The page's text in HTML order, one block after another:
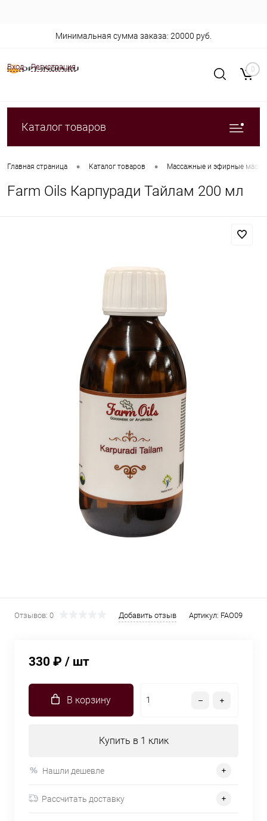
Вход Регистрация
Минимальная сумма заказа: 20000 руб.
0
Каталог товаров
Главная страница • Каталог товаров • Массажные и эфирные масла
Farm Oils Карпуради Тайлам 200 мл
Отзывов: 0 Добавить отзыв Артикул: FAO09
330 ₽ / шт
В корзину
Купить в 1 клик
Нашли дешевле
Рассчитать доставку